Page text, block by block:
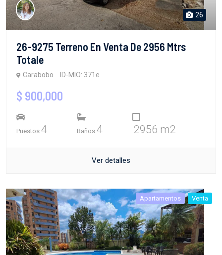
26
26-9275 Terreno En Venta De 2956 Mtrs
Totale
Carabobo ID-MIO: 371e
$ 900,000
Puestos 4 Baños 4 2956 m2
Ver detalles
Apartamentos Venta